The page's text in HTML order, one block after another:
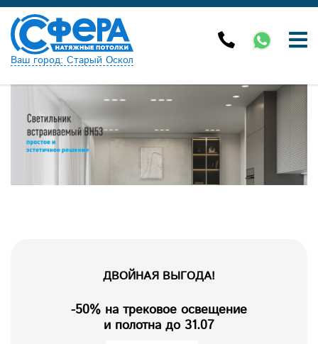
Ваш город: Старый Оскол
ДВОЙНАЯ ВЫГОДА!
-50% на трековое освещение
и полотна до 31.07